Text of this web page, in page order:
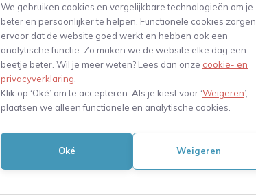
We gebruiken cookies en vergelijkbare technologieën om je
beter en persoonlijker te helpen. Functionele cookies zorgen
ervoor dat de website goed werkt en hebben ook een
analytische functie. Zo maken we de website elke dag een
beetje beter. Wil je meer weten? Lees dan onze cookie- en
privacyverklaring
Klik op ‘Oké’ om te accepteren. Als je kiest voor ‘Weigeren’,
plaatsen we alleen functionele en analytische cookies.
Oké Weigeren